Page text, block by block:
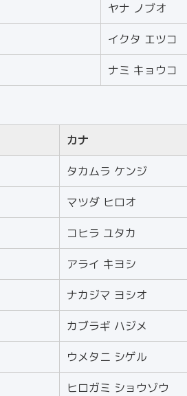
ヤナ ノブオ
イクタ エツコ
ナミ キョウコ
カナ
タカムラ ケンジ
マツダ ヒロオ
コヒラ ユタカ
アライ キヨシ
ナカジマ ヨシオ
カブラギ ハジメ
ウメタニ シゲル
ヒロガミ ショウゾウ